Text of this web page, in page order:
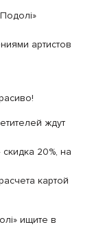
артистов
ждут
20%, на
картой
ищите в